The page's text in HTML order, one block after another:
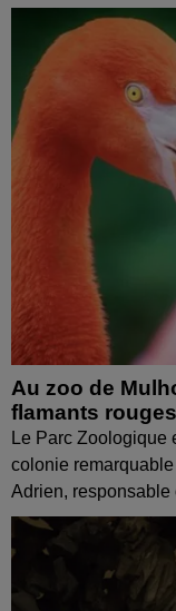
Au zoo de
flamants rouges
Le Parc Zoologique
colonie
Adrien, responsable